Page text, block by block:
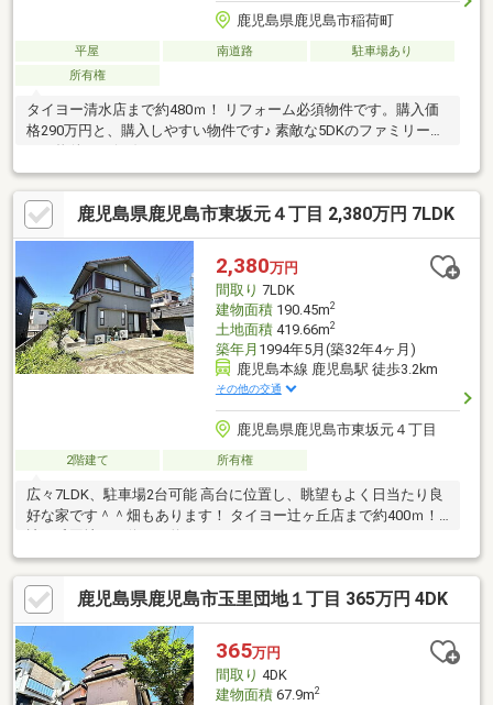
鹿児島県鹿児島市稲荷町
平屋 南道路
駐車場あり
所有権
タイヨー清水店まで約480ｍ！ リフォーム必須物件です。購入価
格290万円と、購入しやすい物件です♪ 素敵な5DKのファミリー向
鹿児島県鹿児島市東坂元４丁目 2,380万円 7LDK
2,380万円
間取り 7LDK
建物面積190.45m2
土地面積419.66m2
築年月 1994年5月(築32年4ヶ月)
鹿児島本線 鹿児島駅 徒歩3.2km
その他の交通
鹿児島県鹿児島市東坂元４丁目
2階建て 所有権
広々7LDK、駐車場2台可能 高台に位置し、眺望もよく日当たり良
好な家です＾＾畑もあります！ タイヨー辻ヶ丘店まで約400ｍ！
辻ヶ丘団地バス停まで約300ｍ！
鹿児島県鹿児島市玉里団地１丁目 365万円 4DK
365万円
間取り 4DK
建物面積67.9m2